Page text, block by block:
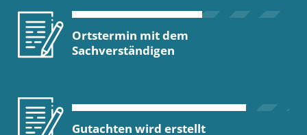
Ortstermin mit dem
Sachverständigen
Gutachten wird erstellt